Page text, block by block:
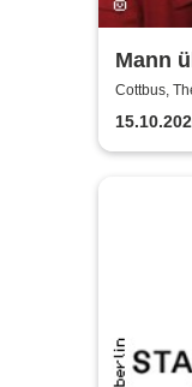
Mann
Native
Cottbus,
Cottbus -